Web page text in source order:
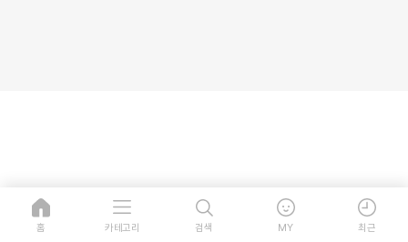
홈 카테고리 검색 MY 최근